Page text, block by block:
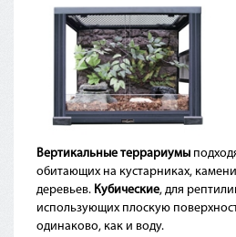
Вертикальные террариумы
обитающих на кустарниках,
деревьев. Кубические, для
использующих плоскую
одинаково, как и воду.